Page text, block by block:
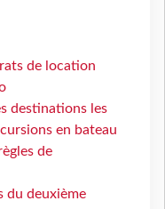
de location
destinations les
en bateau
de
du deuxième